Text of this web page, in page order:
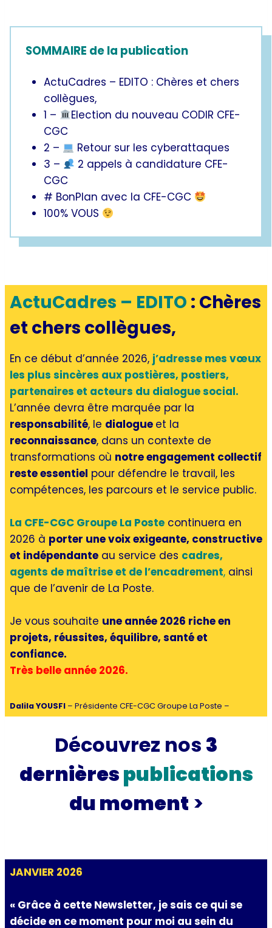
SOMMAIRE de la publication
ActuCadres – EDITO : Chères et chers
collègues,
1 –
Election du nouveau CODIR CFE-
CGC
2 –
Retour sur les cyberattaques
3 –
2 appels à candidature CFE-
CGC
# BonPlan avec la CFE-CGC
100% VOUS
ActuCadres – EDITO : Chères
et chers collègues,
En ce début d’année 2026, j’adresse mes vœux
les plus sincères aux postières, postiers,
partenaires et acteurs du dialogue social.
L’année devra être marquée par la
responsabilité, le dialogue et la
reconnaissance, dans un contexte de
transformations où notre engagement collectif
reste essentiel pour défendre le travail, les
compétences, les parcours et le service public.
La CFE-CGC Groupe La Poste continuera en
2026 à porter une voix exigeante, constructive
et indépendante au service des cadres,
agents de maîtrise et de l’encadrement, ainsi
que de l’avenir de La Poste.
Je vous souhaite une année 2026 riche en
projets, réussites, équilibre, santé et
confiance.
Très belle année 2026.
Dalila YOUSFI – Présidente CFE-CGC Groupe La Poste –
Découvrez nos 3
dernièrespublications
du moment >
JANVIER 2026
« Grâce à cette Newsletter, je sais ce qui se
décide en ce moment pour moi au sein du